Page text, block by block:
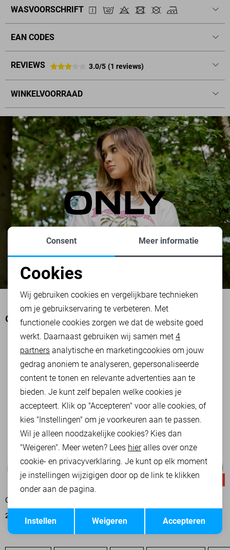
WASVOORSCHRIFT
EAN CODES
REVIEWS 3.0/5 (1 reviews)
WINKELVOORRAAD
OOK HET BEKIJKEN WAARD
-50%
ONLY SWEATER
20,00 39,99 39,99
Noodzakelijke cookies
Personalisatie cookies
Analytische cookies
Marketing cookies
Terug Opslaan
Consent Meer informatie
Cookies
Wij gebruiken cookies en vergelijkbare technieken
om je gebruikservaring te verbeteren. Met
functionele cookies zorgen we dat de website goed
werkt. Daarnaast gebruiken wij samen met 4
partners analytische en marketingcookies om jouw
gedrag anoniem te analyseren, gepersonaliseerde
content te tonen en relevante advertenties aan te
bieden. Je kunt zelf bepalen welke cookies je
accepteert. Klik op "Accepteren" voor alle cookies, of
kies "Instellingen" om je voorkeuren aan te passen.
Wil je alleen noodzakelijke cookies? Kies dan
"Weigeren". Meer weten? Lees hieralles over onze
cookie- en privacyverklaring. Je kunt op elk moment
je instellingen wijzigigen door op de link te klikken
onder aan de pagina.
Accepteren
Weigeren
Instellen